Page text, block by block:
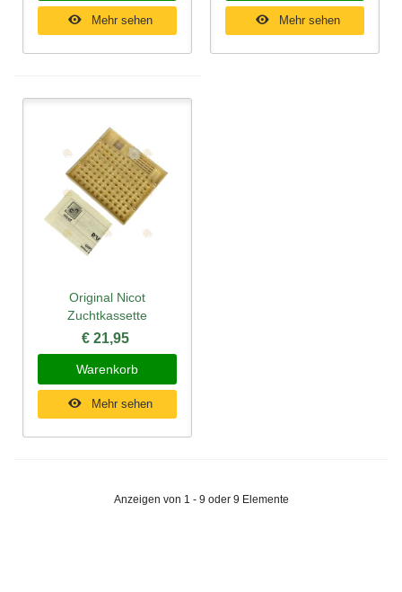
Mehr sehen Mehr sehen
Original Nicot
Zuchtkassette
€ 21,95
Warenkorb
Mehr sehen
Anzeigen von 1 - 9 oder 9 Elemente